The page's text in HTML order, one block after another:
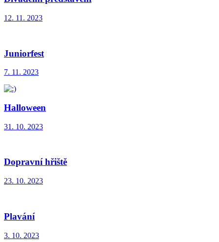
12. 11. 2023
Juniorfest
7. 11. 2023
Halloween
31. 10. 2023
Dopravní hřiště
23. 10. 2023
Plavání
3. 10. 2023